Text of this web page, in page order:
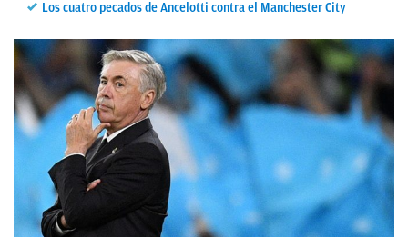
DIRECTO
FEMENINO
PAPARAZZI
OKDIARIO
Los cuatro pecados de Ancelotti contra el Manchester City